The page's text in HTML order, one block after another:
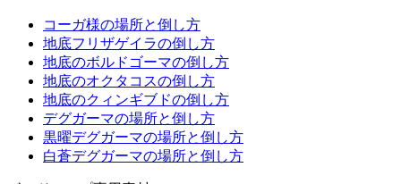
コーガ様の場所と倒し方
地底フリザゲイラの倒し方
地底のボルドゴーマの倒し方
地底のオクタコスの倒し方
地底のクィンギブドの倒し方
デグガーマの場所と倒し方
黒曜デグガーマの場所と倒し方
白蒼デグガーマの場所と倒し方